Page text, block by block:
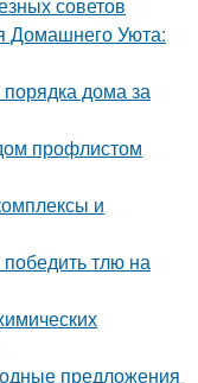
Домашнего Уюта:
дома за
профлистом
и
тлю на
предложения